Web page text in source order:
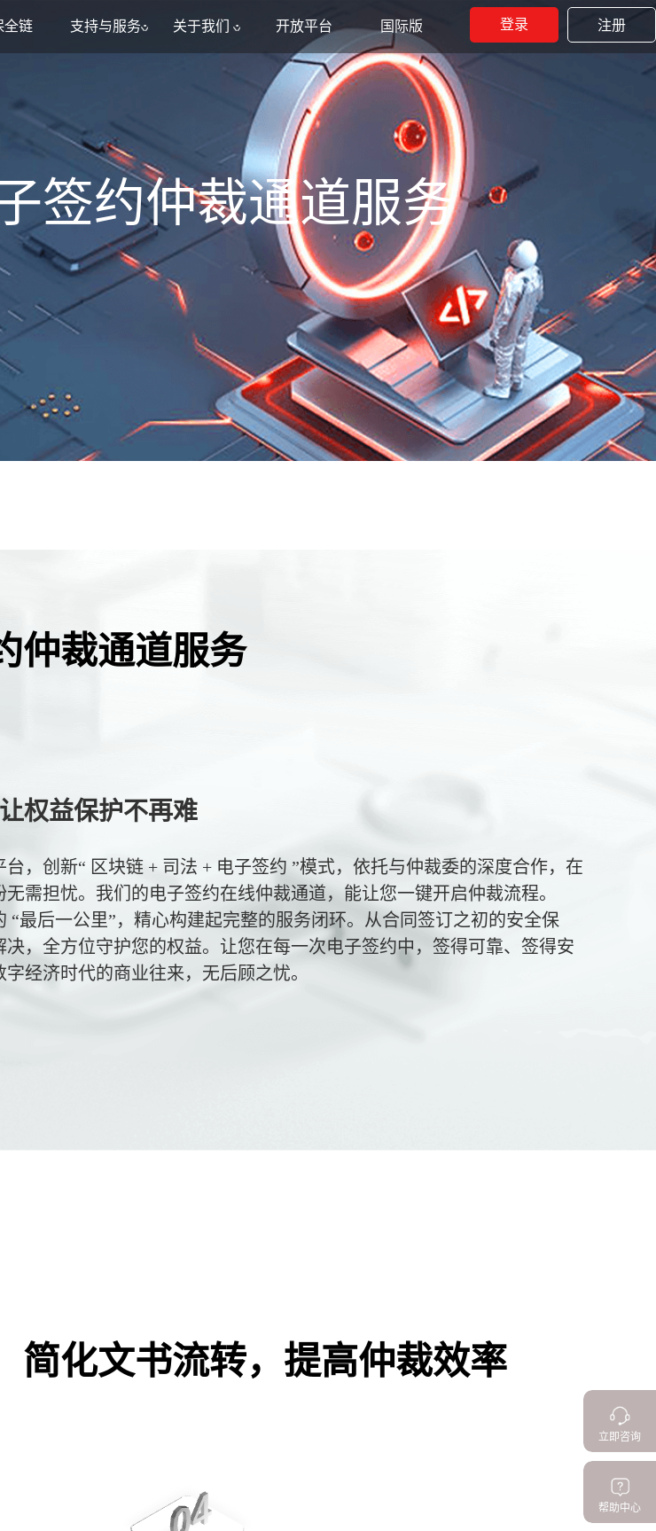
全链 支持与服务 关于我们 开放平台 国际版 登录 注册
签约仲裁通道服务
仲裁通道服务
权益保护不再难
，创新“ 区块链 + 司法 + 电子签约 ”模式，依托与仲裁委的深度合作，在
需担忧。我们的电子签约在线仲裁通道，能让您一键开启仲裁流程。
“最后一公里”，精心构建起完整的服务闭环。从合同签订之初的安全保
决，全方位守护您的权益。让您在每一次电子签约中，签得可靠、签得安
经济时代的商业往来，无后顾之忧。
简化文书流转，提高仲裁效率
立即咨询
帮助中心